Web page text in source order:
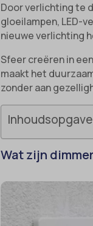
Door verlichting te
gloeilampen, LED-
nieuwe verlichting
Sfeer creëren in
maakt het
zonder aan
Wat zijn